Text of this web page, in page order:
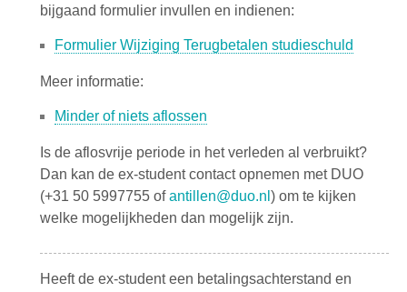
bijgaand formulier invullen en indienen:
Formulier Wijziging Terugbetalen studieschuld
Meer informatie:
Minder of niets aflossen
Is de aflosvrije periode in het verleden al verbruikt?
Dan kan de ex-student contact opnemen met DUO
(+31 50 5997755 ofantillen@duo.nl ) om te kijken
welke mogelijkheden dan mogelijk zijn.
Heeft de ex-student een betalingsachterstand en